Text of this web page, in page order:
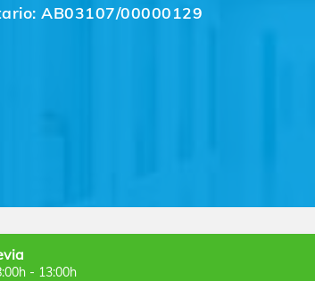
AB03107/00000129
- 13:00h